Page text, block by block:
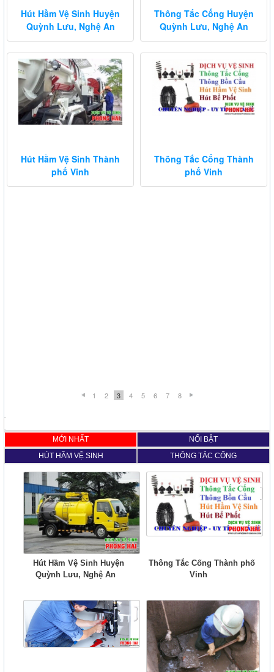
Hút Hầm Vệ Sinh Huyện
Quỳnh Lưu, Nghệ An
Thông Tắc Cống Huyện
Quỳnh Lưu, Nghệ An
Hút Hầm Vệ Sinh Thành
phố Vinh
Thông Tắc Cống Thành
phố Vinh
1 2 3 4 5 6 7 8
MỚI NHẤT
NỔI BẬT
HÚT HẦM VỆ SINH
THÔNG TẮC CỐNG
Hút Hầm Vệ Sinh Huyện
Quỳnh Lưu, Nghệ An
Thông Tắc Cống Thành phố
Vinh